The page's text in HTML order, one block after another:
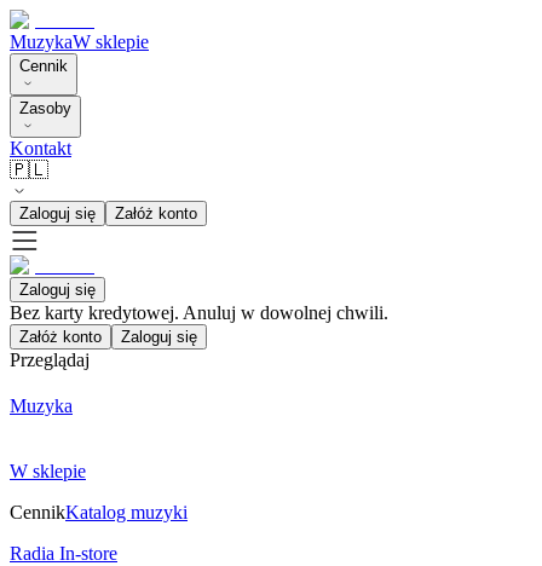
MuzykaW sklepie
Cennik
Zasoby
Kontakt
🇵🇱
Zaloguj się Załóż konto
Zaloguj się
Bez karty kredytowej. Anuluj w dowolnej chwili.
Załóż konto Zaloguj się
Przeglądaj
Muzyka
W sklepie
CennikKatalog muzyki
Radia In-store